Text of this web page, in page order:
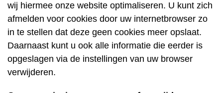
wij hiermee onze website optimaliseren. U kunt zich
afmelden voor cookies door uw internetbrowser zo
in te stellen dat deze geen cookies meer opslaat.
Daarnaast kunt u ook alle informatie die eerder is
opgeslagen via de instellingen van uw browser
verwijderen.